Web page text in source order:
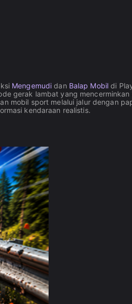
Mengemudi dan Balap Mobil di
gerak lambat yang mencerminkan
mobil sport melalui jalur dengan
kendaraan realistis.